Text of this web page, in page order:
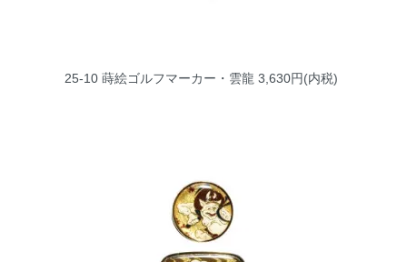
25-10 蒔絵ゴルフマーカー・雲龍 3,630円(内税)